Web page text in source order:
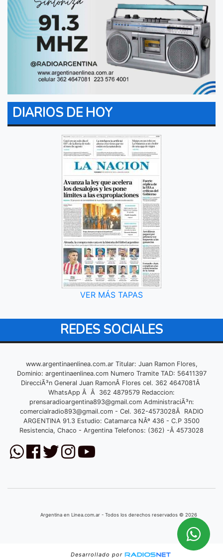
DIARIOS DE HOY
VER MÁS TAPAS
REDES SOCIALES
www.argentinaenlinea.com.ar Titular: Juan Ramon Flores,
Dominio: argentinaenlinea.com Numero Tramite TAD: 56411397
DirecciÃ³n General Juan RamonÂ Flores cel. 362 4647081Â
WhatsApp Â Â 362 4879579 Redaccion:
prensaradioargentina893@gmail.comAdministraciÃ³n:
comercialradio893@gmail.com- Cel. 362-4573028Â RADIO
ARGENTINA 91.3 Estudio: Catamarca NÂº 436 - C.P 3500
Resistencia, Chaco - Argentina Telefonos: (362) -Â 4573028
Argentina en Linea.com.ar - Todos los derechos reservados © 2026
Desarrollado por